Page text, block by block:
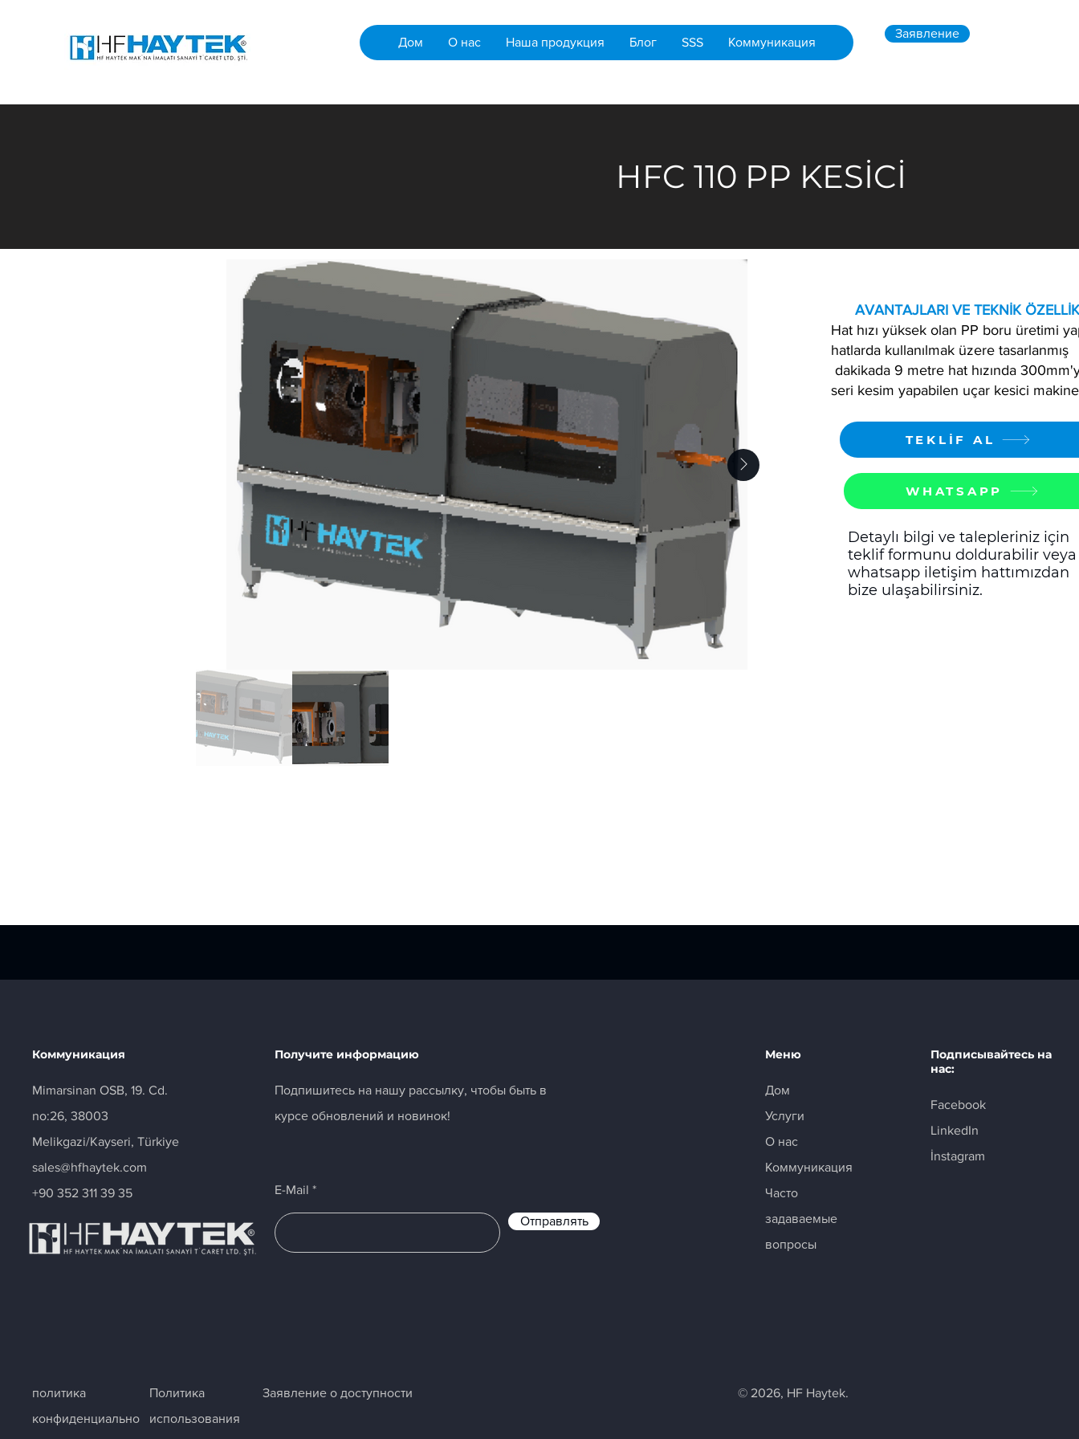
Дом О нас Наша продукция Блог SSS Коммуникация
Заявление
HFC 110 PP KESİCİ
AVANTAJLARI VE TEKNİK
​Hat hızı yüksek olan PP boru üretimi
hatlarda kullanılmak üzere tasarlanmış
dakikada 9 metre hat hızında
seri kesim yapabilen uçar kesici
TEKLİF AL
WHATSAPP
Detaylı bilgi ve talepleriniz için
teklif formunu doldurabilir veya
whatsapp iletişim hattımızdan
bize ulaşabilirsiniz.
Коммуникация
Mimarsinan OSB, 19. Cd.
no:26, 38003
Melikgazi/Kayseri, Türkiye
sales@hfhaytek.com
+90 352 311 39 35
Получите информацию
Подпишитесь на нашу рассылку, чтобы быть в
курсе обновлений и новинок!
E-Mail
Отправлять
Меню
Дом
Услуги
О нас
Коммуникация
Часто
задаваемые
вопросы
Подписывайтесь на
нас:
Facebook
LinkedIn
İnstagram
политика
конфиденциально
Политика
использования
Заявление о доступности © 2026, HF Haytek.